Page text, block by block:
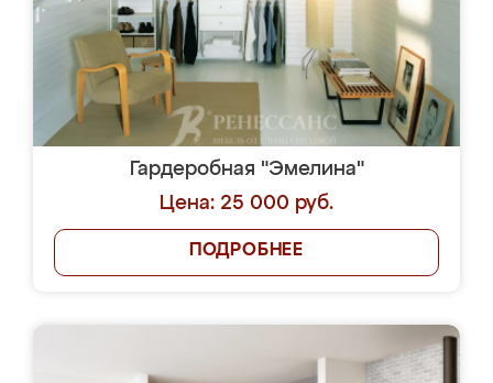
Гардеробная "Эмелина"
Цена: 25 000 руб.
ПОДРОБНЕЕ